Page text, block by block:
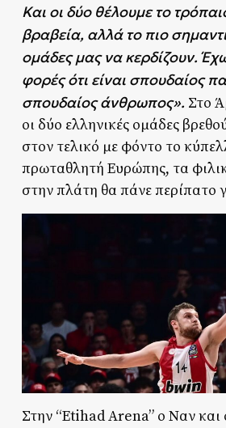
Και οι δύο θέλουμε το
βραβεία, αλλά το πιο
ομάδες μας να κερδίζουν.
φορές ότι είναι σπουδαίος
σπουδαίος άνθρωπος». Στο
οι δύο ελληνικές ομάδες
στον τελικό με φόντο το
πρωταθλητή Ευρώπης, τα
στην πλάτη θα πάνε περίπατο
Στην “Etihad Arena” ο Ναν και